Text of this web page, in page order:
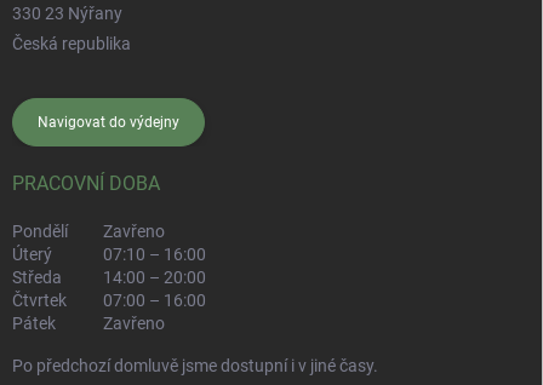
330 23 Nýřany
Česká republika
Navigovat do výdejny
PRACOVNÍ DOBA
Pondělí
Zavřeno
Úterý
07:10 – 16:00
Středa
14:00 – 20:00
Čtvrtek
07:00 – 16:00
Pátek
Zavřeno
Po předchozí domluvě jsme dostupní i v jiné časy.